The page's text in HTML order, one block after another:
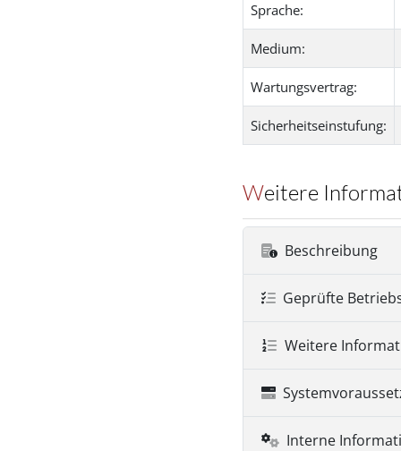
Sprache:
Medium:
Wartungsvertrag:
Sicherheitseinstufung:
Weitere
Beschreibung
Geprüfte
Weitere
Interne